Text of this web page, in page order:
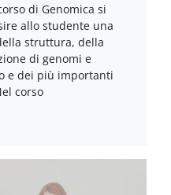
di Genomica si
allo studente una
struttura, della
di genomi e
e dei più importanti
corso